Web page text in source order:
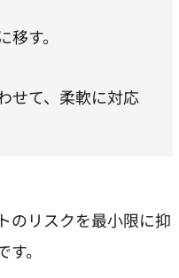
す。
せて、柔軟に対応
のリスクを最小限に抑
。